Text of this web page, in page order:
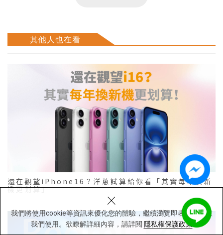
我們將使用cookie等資訊來優化您的體驗，繼續瀏覽即表示您同意
我們使用。欲瞭解詳細內容，請詳閱 隱私權保護政策
×
其他人也在看
還在觀望iPhone16？洋蔥試算給你看「其實每年換新
機更划算」